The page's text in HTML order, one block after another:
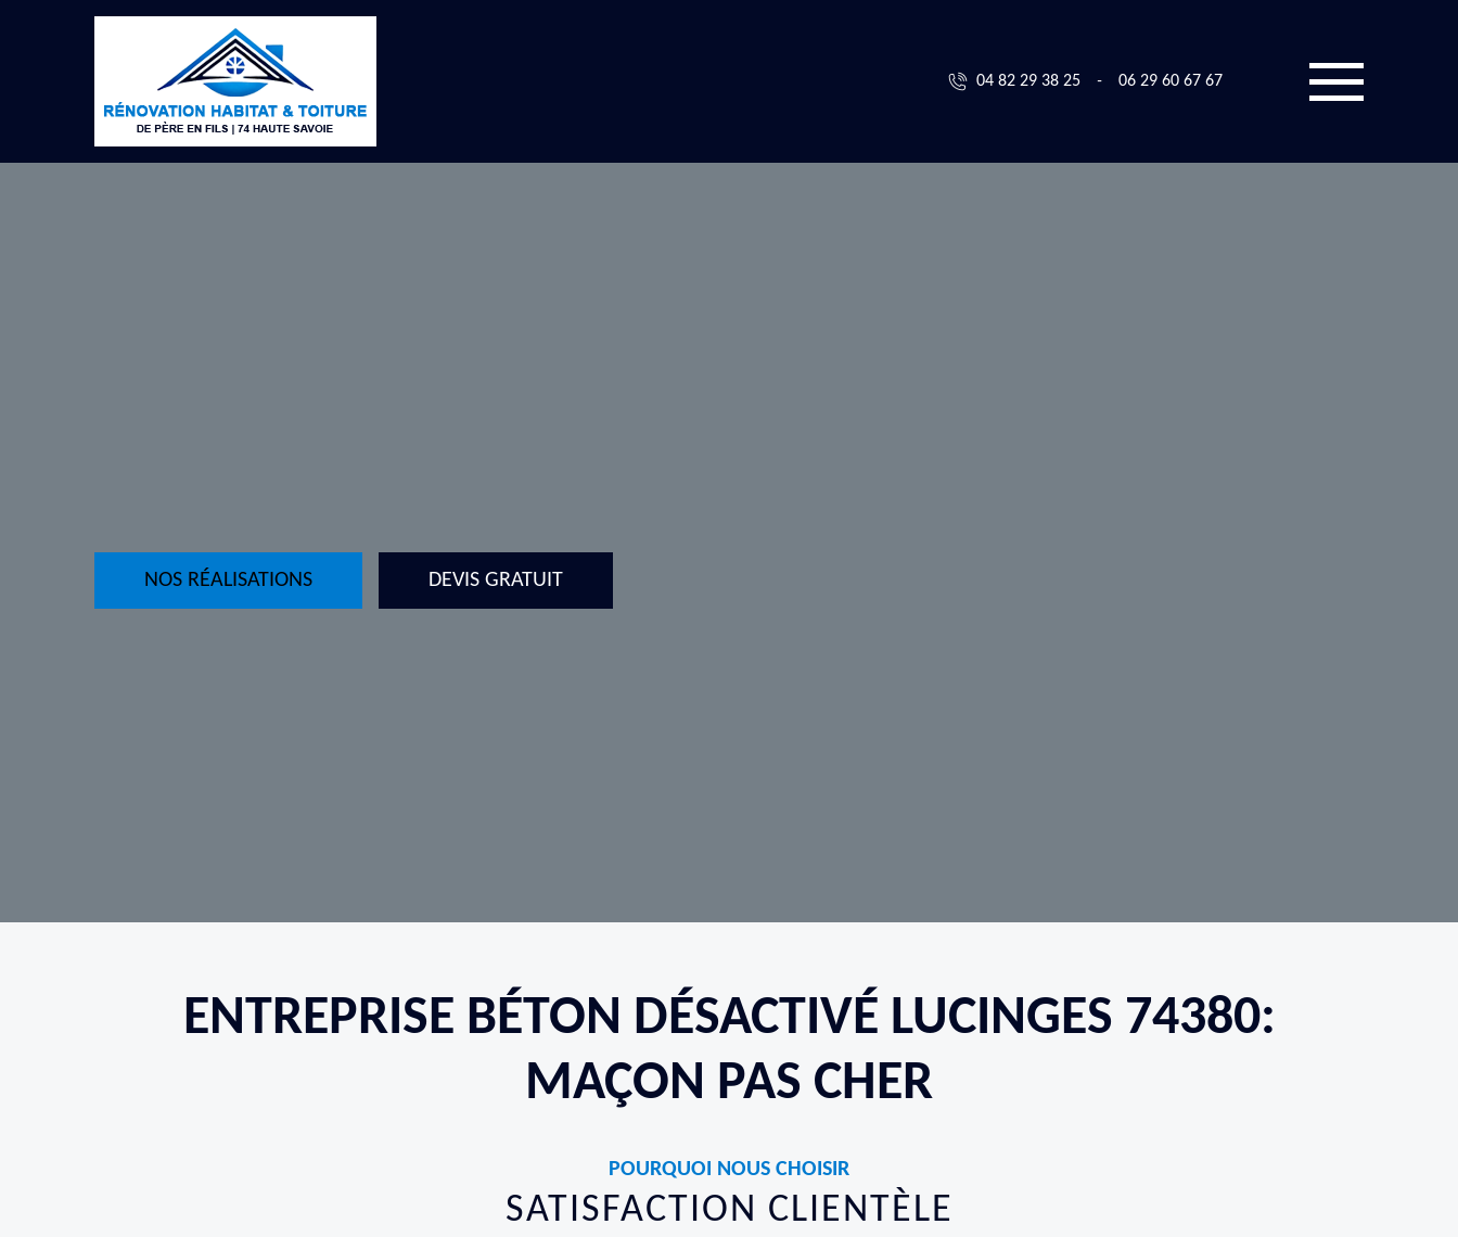
04 82 29 38 25 - 06 29 60 67 67
NOS RÉALISATIONS DEVIS GRATUIT
ENTREPRISE BÉTON DÉSACTIVÉ LUCINGES 74380:
MAÇON PAS CHER
POURQUOI NOUS CHOISIR
SATISFACTION CLIENTÈLE